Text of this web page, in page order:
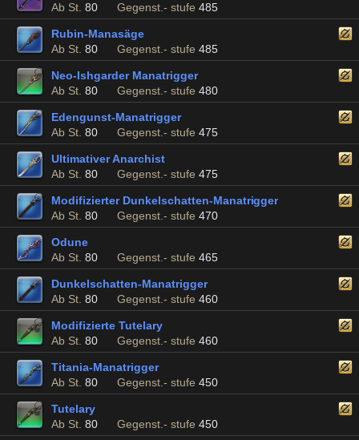
Ab St. 80 Gegenst.- stufe 485
Rubin-Manasäge
Ab St. 80 Gegenst.- stufe 485
Neo-Ishgarder Manatrigger
Ab St. 80 Gegenst.- stufe 480
Edengunst-Manatrigger
Ab St. 80 Gegenst.- stufe 475
Ultimativer Anarchist
Ab St. 80 Gegenst.- stufe 475
Modifizierter Dunkelschatten-Manatrigger
Ab St. 80 Gegenst.- stufe 470
Odune
Ab St. 80 Gegenst.- stufe 465
Dunkelschatten-Manatrigger
Ab St. 80 Gegenst.- stufe 460
Modifizierte Tutelary
Ab St. 80 Gegenst.- stufe 460
Titania-Manatrigger
Ab St. 80 Gegenst.- stufe 450
Tutelary
Ab St. 80 Gegenst.- stufe 450